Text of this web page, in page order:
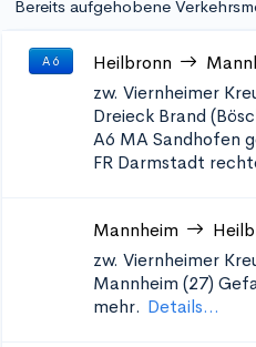
Bereits aufgehobene
A 6 Heilbronn
zw. Viernheimer
Dreieck Brand
A6 MA Sandhofen
FR Darmstadt
Mannheim
zw. Viernheimer
Mannheim (27)
mehr. Details...